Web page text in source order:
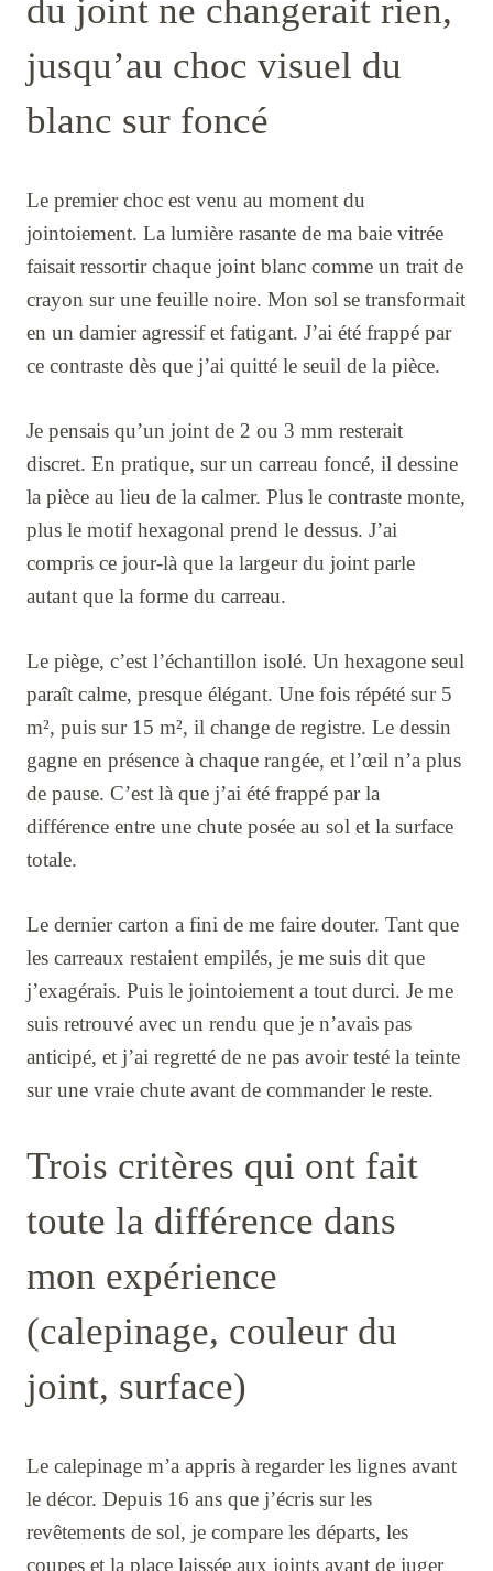
du joint ne changerait rien,
jusqu’au choc visuel du
blanc sur foncé
Le premier choc est venu au moment du
jointoiement. La lumière rasante de ma baie vitrée
faisait ressortir chaque joint blanc comme un trait de
crayon sur une feuille noire. Mon sol se transformait
en un damier agressif et fatigant. J’ai été frappé par
ce contraste dès que j’ai quitté le seuil de la pièce.
Je pensais qu’un joint de 2 ou 3 mm resterait
discret. En pratique, sur un carreau foncé, il dessine
la pièce au lieu de la calmer. Plus le contraste monte,
plus le motif hexagonal prend le dessus. J’ai
compris ce jour-là que la largeur du joint parle
autant que la forme du carreau.
Le piège, c’est l’échantillon isolé. Un hexagone seul
paraît calme, presque élégant. Une fois répété sur 5
m², puis sur 15 m², il change de registre. Le dessin
gagne en présence à chaque rangée, et l’œil n’a plus
de pause. C’est là que j’ai été frappé par la
différence entre une chute posée au sol et la surface
totale.
Le dernier carton a fini de me faire douter. Tant que
les carreaux restaient empilés, je me suis dit que
j’exagérais. Puis le jointoiement a tout durci. Je me
suis retrouvé avec un rendu que je n’avais pas
anticipé, et j’ai regretté de ne pas avoir testé la teinte
sur une vraie chute avant de commander le reste.
Trois critères qui ont fait
toute la différence dans
mon expérience
(calepinage, couleur du
joint, surface)
Le calepinage m’a appris à regarder les lignes avant
le décor. Depuis 16 ans que j’écris sur les
revêtements de sol, je compare les départs, les
coupes et la place laissée aux joints avant de juger